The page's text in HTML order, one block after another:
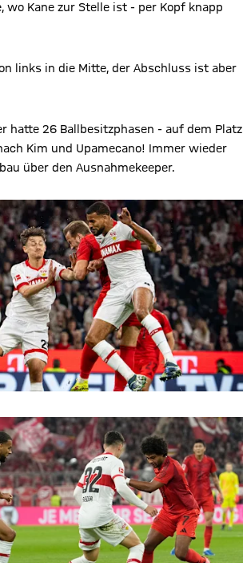
wo Kane zur Stelle ist - per Kopf knapp
links in die Mitte, der Abschluss ist aber
hatte 26 Ballbesitzphasen - auf dem Platz
Kim und Upamecano! Immer wieder
über den Ausnahmekeeper.